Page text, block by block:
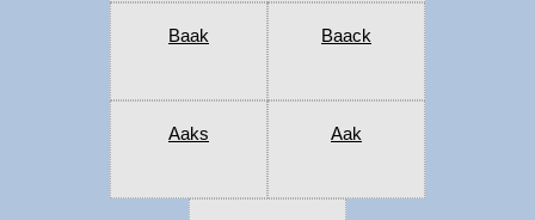
Baak Baack
Aaks Aak